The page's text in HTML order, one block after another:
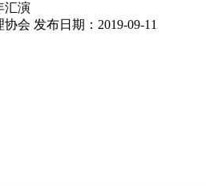
汇演
会 发布日期：2019-09-11